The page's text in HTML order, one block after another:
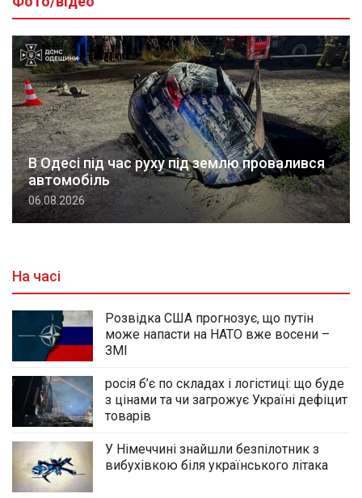
В Одесі під час руху під землю провалився
автомобіль
06.08.2026
На часі
Розвідка США прогнозує, що путін
може напасти на НАТО вже восени –
ЗМІ
росія б’є по складах і логістиці: що буде
з цінами та чи загрожує Україні дефіцит
товарів
У Німеччині знайшли безпілотник з
вибухівкою біля українського літака